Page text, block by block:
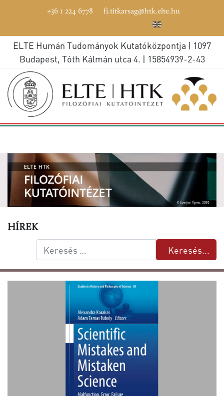
+36 1 224 6778 fi.titkarsag@htk.elte.hu
ELTE Humán Tudományok Kutatóközpontja | 1097
Budapest, Tóth Kálmán utca 4. | 15854939-2-43
HÍREK
Keresés... Keresés...